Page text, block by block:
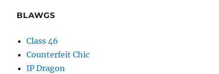
BLAWGS
Class 46
Counterfeit Chic
IP Dragon